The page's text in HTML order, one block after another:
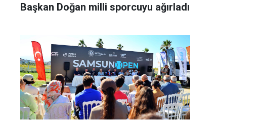
Başkan Doğan milli sporcuyu ağırladı